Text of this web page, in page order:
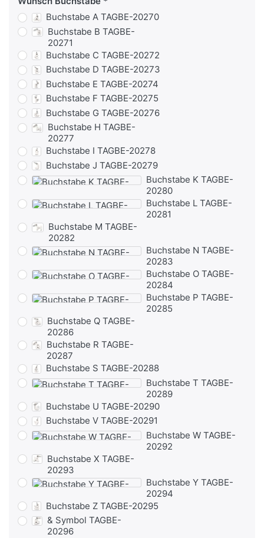
Buchstabe A TAGBE-20270
Buchstabe B TAGBE-
20271
Buchstabe C TAGBE-20272
Buchstabe D TAGBE-20273
Buchstabe E TAGBE-20274
Buchstabe F TAGBE-20275
Buchstabe G TAGBE-20276
Buchstabe H TAGBE-
20277
Buchstabe I TAGBE-20278
Buchstabe J TAGBE-20279
Buchstabe K TAGBE-
20280
Buchstabe L TAGBE-
20281
Buchstabe M TAGBE-
20282
Buchstabe N TAGBE-
20283
Buchstabe O TAGBE-
20284
Buchstabe P TAGBE-
20285
Buchstabe Q TAGBE-
20286
Buchstabe R TAGBE-
20287
Buchstabe S TAGBE-20288
Buchstabe T TAGBE-
20289
Buchstabe U TAGBE-20290
Buchstabe V TAGBE-20291
Buchstabe W TAGBE-
20292
Buchstabe X TAGBE-
20293
Buchstabe Y TAGBE-
20294
Buchstabe Z TAGBE-20295
& Symbol TAGBE-
20296